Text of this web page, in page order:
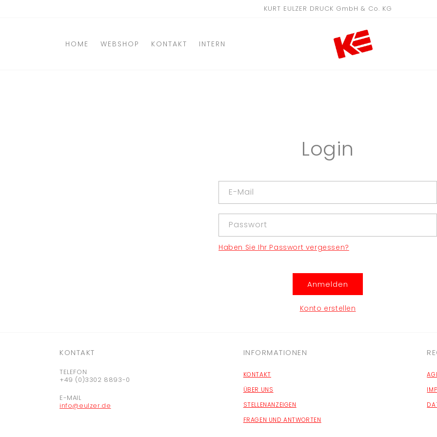
KURT EULZER DRUCK GmbH & Co. KG
HOME WEBSHOP KONTAKT INTERN
Login
E-Mail
Passwort
Haben Sie Ihr Passwort vergessen?
Anmelden
Konto erstellen
KONTAKT
TELEFON
+49 (0)3302 8893-0
E-MAIL
info@eulzer.de
INFORMATIONEN
KONTAKT
ÜBER UNS
STELLENANZEIGEN
FRAGEN UND ANTWORTEN